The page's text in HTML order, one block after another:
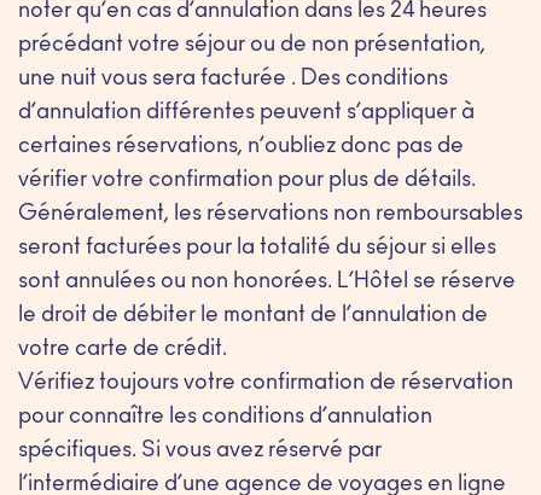
noter qu’en cas d’annulation dans les 24 heures
précédant votre séjour ou de non présentation,
une nuit vous sera facturée . Des conditions
d’annulation différentes peuvent s’appliquer à
certaines réservations, n’oubliez donc pas de
vérifier votre confirmation pour plus de détails.
Généralement, les réservations non remboursables
seront facturées pour la totalité du séjour si elles
sont annulées ou non honorées. L’Hôtel se réserve
le droit de débiter le montant de l’annulation de
votre carte de crédit.
Vérifiez toujours votre confirmation de réservation
pour connaître les conditions d’annulation
spécifiques. Si vous avez réservé par
l’intermédiaire d’une agence de voyages en ligne